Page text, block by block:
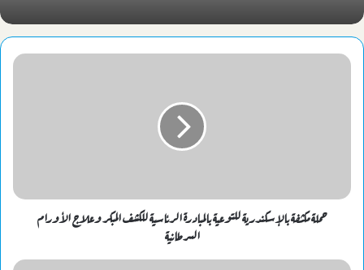
حملة مكثفة بالإسكندرية للتوعية بالمبادرة الرئاسية للكشف المبكر وعلاج الأورام
السرطانية